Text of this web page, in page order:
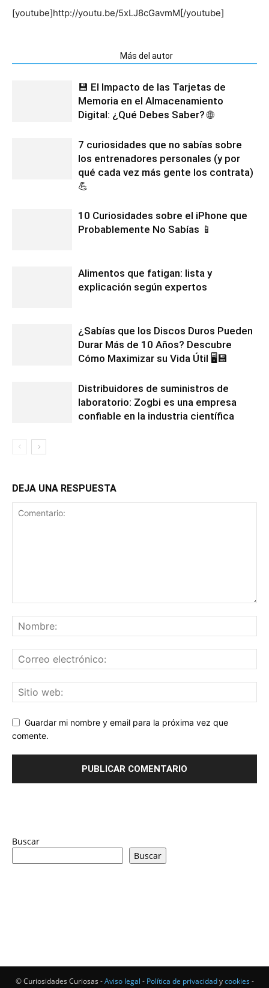
[youtube]http://youtu.be/5xLJ8cGavmM[/youtube]
Más del autor
💾 El Impacto de las Tarjetas de
Memoria en el Almacenamiento
Digital: ¿Qué Debes Saber? 🌐
7 curiosidades que no sabías sobre
los entrenadores personales (y por
qué cada vez más gente los contrata)
💪
10 Curiosidades sobre el iPhone que
Probablemente No Sabías 📱
Alimentos que fatigan: lista y
explicación según expertos
¿Sabías que los Discos Duros Pueden
Durar Más de 10 Años? Descubre
Cómo Maximizar su Vida Útil 🖥️💾
Distribuidores de suministros de
laboratorio: Zogbi es una empresa
confiable en la industria científica
DEJA UNA RESPUESTA
Guardar mi nombre y email para la próxima vez que
comente.
Buscar
Buscar
© Curiosidades Curiosas -Aviso legal - Política de privacidadycookies -